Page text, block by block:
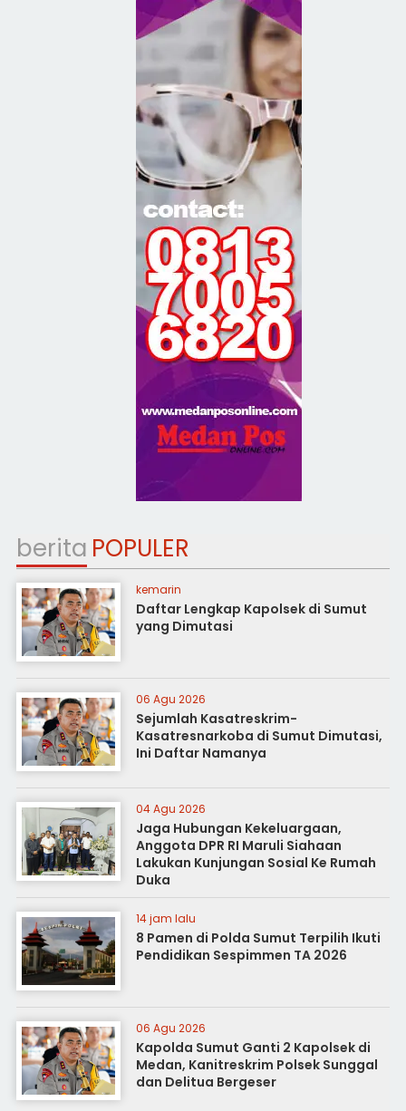
berita POPULER
kemarin
Daftar Lengkap Kapolsek di Sumut
yang Dimutasi
06 Agu 2026
Sejumlah Kasatreskrim-
Kasatresnarkoba di Sumut Dimutasi,
Ini Daftar Namanya
04 Agu 2026
Jaga Hubungan Kekeluargaan,
Anggota DPR RI Maruli Siahaan
Lakukan Kunjungan Sosial Ke Rumah
Duka
14 jam lalu
8 Pamen di Polda Sumut Terpilih Ikuti
Pendidikan Sespimmen TA 2026
06 Agu 2026
Kapolda Sumut Ganti 2 Kapolsek di
Medan, Kanitreskrim Polsek Sunggal
dan Delitua Bergeser